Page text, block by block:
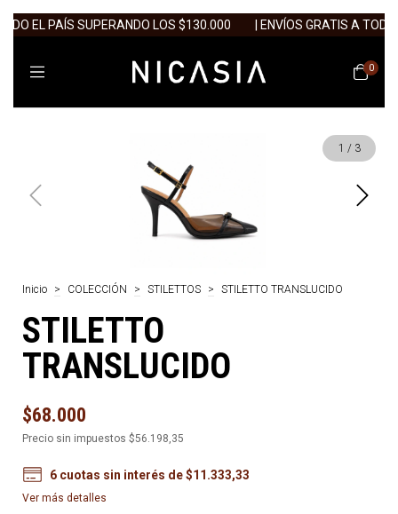
EL PAÍS SUPERANDO LOS $130.000 | ENVÍOS GRATIS A TODO
0
1 / 3
Inicio > COLECCIÓN > STILETTOS > STILETTO TRANSLUCIDO
STILETTO
TRANSLUCIDO
$68.000
Precio sin impuestos $56.198,35
6 cuotas sin interés de$11.333,33
Ver más detalles